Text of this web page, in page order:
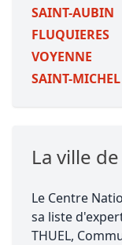
SAINT-AUBIN
FLUQUIERES
VOYENNE
SAINT-MICHEL
La ville de
Le Centre
sa liste
THUEL,